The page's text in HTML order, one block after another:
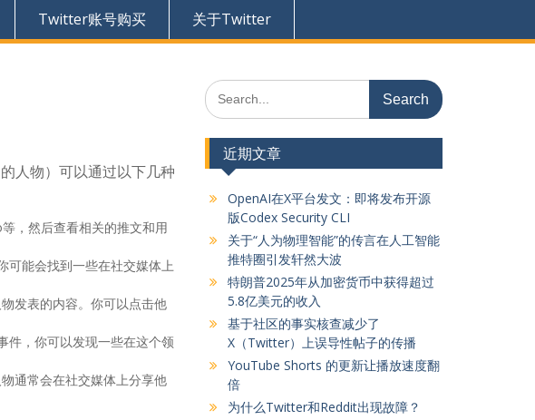
Twitter账号购买 关于Twitter
人物）可以通过以下几种
，然后查看相关的推文和用
可能会找到一些在社交媒体上
发表的内容。你可以点击他
件，你可以发现一些在这个领
通常会在社交媒体上分享他
Search
for:
近期文章
OpenAI在X平台发文：即将发布开源
版Codex Security CLI
关于“人为物理智能”的传言在人工智能
推特圈引发轩然大波
特朗普2025年从加密货币中获得超过
5.8亿美元的收入
基于社区的事实核查减少了
X（Twitter）上误导性帖子的传播
YouTube Shorts 的更新让播放速度翻
倍
为什么Twitter和Reddit出现故障？